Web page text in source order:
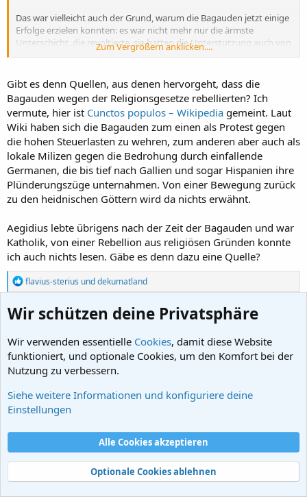
Das war vielleicht auch der Grund, warum die Bagauden jetzt einige
Erfolge erzielen konnten: es war nicht mehr nur die ärmste
Unterschicht, die revoltierte, sie hatten die Unterstützung auch von
höheren Gesellschaftsschichten (hier z.B.:
Und zu diesen zähle ich eben auch Aegidius, vielleicht nicht direkt zu
den Bagauden, aber er hat sich von Rom losgesagt, als Libius
Severus, ein frommer Christ, Kaiser wurde.
Zum Vergrößern anklicken....
Gibt es denn Quellen, aus denen hervorgeht, dass die
Bagauden wegen der Religionsgesetze rebellierten? Ich
vermute, hier ist Cunctos populos – Wikipedia gemeint. Laut
Wiki haben sich die Bagauden zum einen als Protest gegen
die hohen Steuerlasten zu wehren, zum anderen aber auch als
lokale Milizen gegen die Bedrohung durch einfallende
Germanen, die bis tief nach Gallien und sogar Hispanien ihre
Plünderungszüge unternahmen. Von einer Bewegung zurück
zu den heidnischen Göttern wird da nichts erwähnt.
Aegidius lebte übrigens nach der Zeit der Bagauden und war
Katholik, von einer Rebellion aus religiösen Gründen konnte
ich auch nichts lesen. Gäbe es denn dazu eine Quelle?
R
e
k
o
n
e
flavius-sterius unddekumatland
dekumatland
11. Feb. 2025
@WandaSich komme nicht mehr hinterher und verstehe
nicht, worauf du hinaus willst: geht es um die
Bagaudenaufstände zu Beginn der Spätantike (Diocletian)
oder um die Aufstände im krisengebeutelten 5.Jh.?
Erstaunlich fand ich, dass sich im 5.Jh. Bagaudengruppen den
marodierenden "Invasoren" (allerlei einfallende
Kriegergruppen) angeschlossen hatten, dass sie aber zu
Wir schützen deine Privatsphäre
Wir verwenden essentielle Cookies, damit diese Website
funktioniert, und optionale Cookies, um den Komfort bei der
Nutzung zu verbessern.
Siehe weitere Informationen und konfiguriere deine
Einstellungen
Alle Cookies akzeptieren
Optionale Cookies ablehnen